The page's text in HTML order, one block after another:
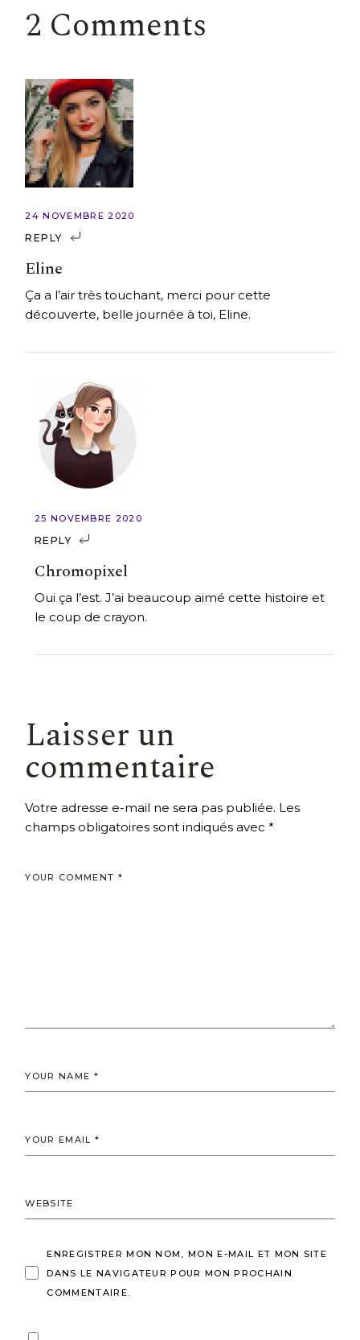
2 Comments
24 NOVEMBRE 2020
REPLY
Eline
Ça a l’air très touchant, merci pour cette
découverte, belle journée à toi, Eline.
25 NOVEMBRE 2020
REPLY
Chromopixel
Oui ça l’est. J’ai beaucoup aimé cette histoire et
le coup de crayon.
Laisser un
commentaire
Votre adresse e-mail ne sera pas publiée. Les
champs obligatoires sont indiqués avec*
ENREGISTRER MON NOM, MON E-MAIL ET MON SITE
DANS LE NAVIGATEUR POUR MON PROCHAIN
COMMENTAIRE.